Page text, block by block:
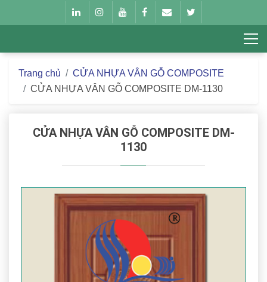
Trang chủ
CỬA NHỰA VÂN GỖ COMPOSITE
CỬA NHỰA VÂN GỖ COMPOSITE DM-1130
CỬA NHỰA VÂN GỖ COMPOSITE DM-
1130